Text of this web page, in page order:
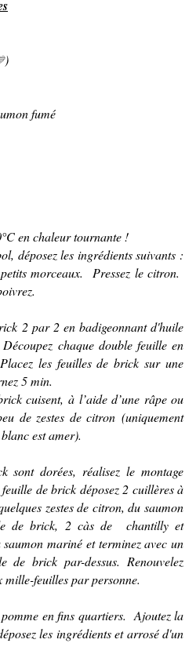
)
fumé
en chaleur tournante !
déposez les ingrédients suivants :
morceaux. Pressez le citron.
2 par 2 en badigeonnant d'huile
chaque double feuille en
les feuilles de brick sur une
5 min.
cuisent, à l’aide d’une râpe ou
de zestes de citron (uniquement
est amer).
sont dorées, réalisez le montage
de brick déposez 2 cuillères à
zestes de citron, du saumon
de brick, 2 càs de chantilly et
mariné et terminez avec un
de brick par-dessus. Renouvelez
feuilles par personne.
en fins quartiers. Ajoutez la
les ingrédients et arrosé d'un